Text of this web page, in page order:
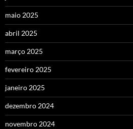
maio 2025
abril 2025
março 2025
fevereiro 2025
janeiro 2025
dezembro 2024
novembro 2024